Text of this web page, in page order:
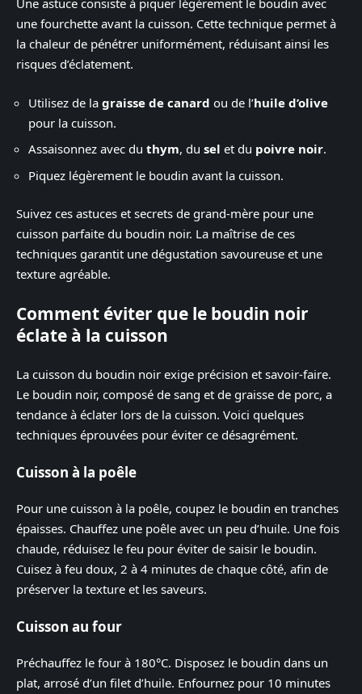
Une astuce consiste à piquer légèrement le boudin avec
une fourchette avant la cuisson. Cette technique permet à
la chaleur de pénétrer uniformément, réduisant ainsi les
risques d’éclatement.
Utilisez de la graisse de canard ou de l’huile d’olive
pour la cuisson.
Assaisonnez avec du thym, du sel et du poivre noir.
Piquez légèrement le boudin avant la cuisson.
Suivez ces astuces et secrets de grand-mère pour une
cuisson parfaite du boudin noir. La maîtrise de ces
techniques garantit une dégustation savoureuse et une
texture agréable.
Comment éviter que le boudin noir
éclate à la cuisson
La cuisson du boudin noir exige précision et savoir-faire.
Le boudin noir, composé de sang et de graisse de porc, a
tendance à éclater lors de la cuisson. Voici quelques
techniques éprouvées pour éviter ce désagrément.
Cuisson à la poêle
Pour une cuisson à la poêle, coupez le boudin en tranches
épaisses. Chauffez une poêle avec un peu d’huile. Une fois
chaude, réduisez le feu pour éviter de saisir le boudin.
Cuisez à feu doux, 2 à 4 minutes de chaque côté, afin de
préserver la texture et les saveurs.
Cuisson au four
Préchauffez le four à 180°C. Disposez le boudin dans un
plat, arrosé d’un filet d’huile. Enfournez pour 10 minutes